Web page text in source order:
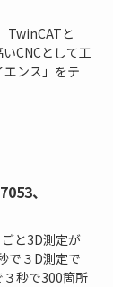
TwinCATと
CNCとして工
ンス」をテ
、
と3D測定が
で３D測定で
秒で300箇所